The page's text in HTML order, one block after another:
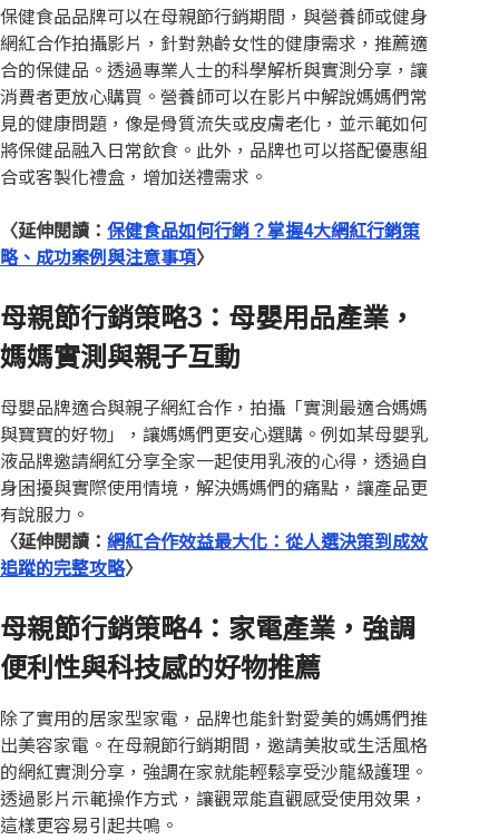
保健食品品牌可以在母親節行銷期間，與營養師或健身
網紅合作拍攝影片，針對熟齡女性的健康需求，推薦適
合的保健品。透過專業人士的科學解析與實測分享，讓
消費者更放心購買。營養師可以在影片中解說媽媽們常
見的健康問題，像是骨質流失或皮膚老化，並示範如何
將保健品融入日常飲食。此外，品牌也可以搭配優惠組
合或客製化禮盒，增加送禮需求。
〈延伸閱讀： 保健食品如何行銷？掌握4大網紅行銷策
略、成功案例與注意事項〉
母親節行銷策略3：母嬰用品產業，
媽媽實測與親子互動
母嬰品牌適合與親子網紅合作，拍攝「實測最適合媽媽
與寶寶的好物」，讓媽媽們更安心選購。例如某母嬰乳
液品牌邀請網紅分享全家一起使用乳液的心得，透過自
身困擾與實際使用情境，解決媽媽們的痛點，讓產品更
有說服力。
〈延伸閱讀： 網紅合作效益最大化：從人選決策到成效
追蹤的完整攻略〉
母親節行銷策略4：家電產業，強調
便利性與科技感的好物推薦
除了實用的居家型家電，品牌也能針對愛美的媽媽們推
出美容家電。在母親節行銷期間，邀請美妝或生活風格
的網紅實測分享，強調在家就能輕鬆享受沙龍級護理。
透過影片示範操作方式，讓觀眾能直觀感受使用效果，
這樣更容易引起共鳴。